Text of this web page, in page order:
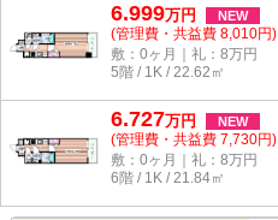
6.999万円 NEW
(管理費・共益費 8,010円)
敷：0ヶ月｜礼：8万円
5階 / 1K / 22.62㎡
6.727万円 NEW
(管理費・共益費 7,730円)
敷：0ヶ月｜礼：8万円
6階 / 1K / 21.84㎡